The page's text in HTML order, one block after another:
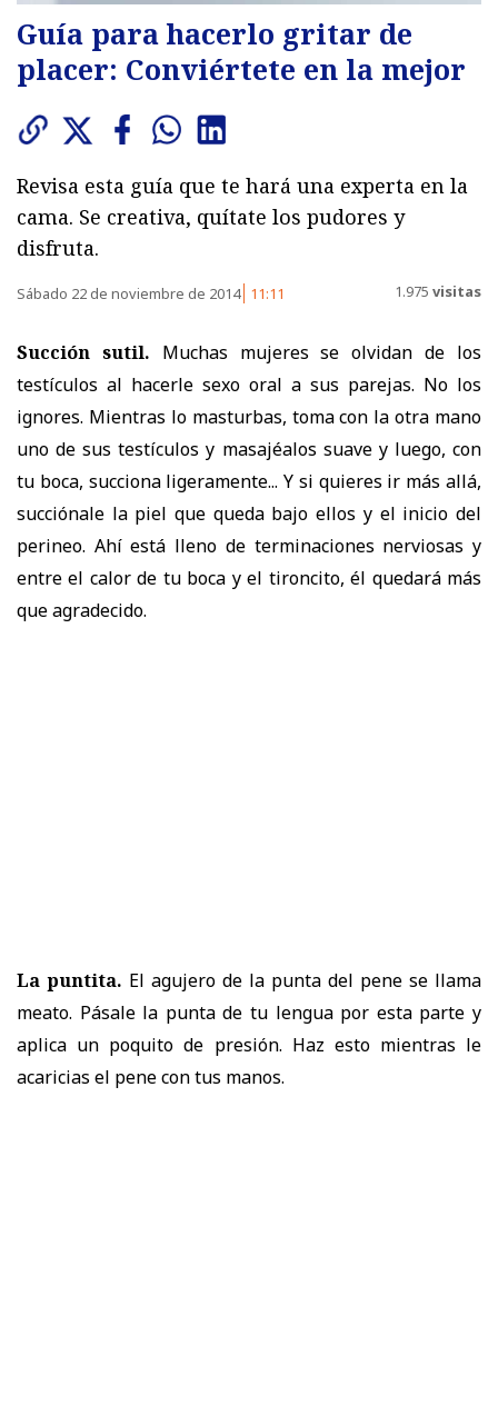
Guía para hacerlo gritar de
placer: Conviértete en la mejor
Revisa esta guía que te hará una experta en la
cama. Se creativa, quítate los pudores y
disfruta.
Sábado 22 de noviembre de 2014 11:11 1.975 visitas
Succión sutil. Muchas mujeres se olvidan de los
testículos al hacerle sexo oral a sus parejas. No los
ignores. Mientras lo masturbas, toma con la otra mano
uno de sus testículos y masajéalos suave y luego, con
tu boca, succiona ligeramente... Y si quieres ir más allá,
succiónale la piel que queda bajo ellos y el inicio del
perineo. Ahí está lleno de terminaciones nerviosas y
entre el calor de tu boca y el tironcito, él quedará más
que agradecido.
La puntita. El agujero de la punta del pene se llama
meato. Pásale la punta de tu lengua por esta parte y
aplica un poquito de presión. Haz esto mientras le
acaricias el pene con tus manos.